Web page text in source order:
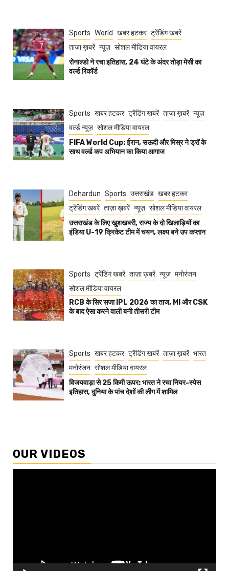
Sports World खबर हटकर ट्रेंडिंग खबरें
ताज़ा ख़बरें न्यूज़ सोशल मीडिया वायरल
रोनाल्डो ने रचा इतिहास, 24 घंटे के अंदर तोड़ा मेसी का
वर्ल्ड रिकॉर्ड
Sports खबर हटकर ट्रेंडिंग खबरें ताज़ा ख़बरें न्यूज़
वर्ल्ड न्यूज़ सोशल मीडिया वायरल
FIFA World Cup: ईरान, सऊदी और मिस्र ने ड्रॉ के
साथ वर्ल्ड कप अभियान का किया आगाज
Dehardun Sports उत्तराखंड खबर हटकर
ट्रेंडिंग खबरें ताज़ा ख़बरें न्यूज़ सोशल मीडिया वायरल
उत्तराखंड के लिए खुशखबरी, राज्य के दो खिलाड़ियों का
इंडिया U-19 क्रिकेट टीम में चयन, लक्ष्य बने उप कप्तान
Sports ट्रेंडिंग खबरें ताज़ा ख़बरें न्यूज़ मनोरंजन
सोशल मीडिया वायरल
RCB के सिर सजा IPL 2026 का ताज, MI और CSK
के बाद ऐसा करने वाली बनी तीसरी टीम
Sports खबर हटकर ट्रेंडिंग खबरें ताज़ा ख़बरें भारत
मनोरंजन सोशल मीडिया वायरल
विजयवाड़ा से 25 किमी ऊपर: भारत ने रचा नियर-स्पेस
इतिहास, दुनिया के पांच देशों की लीग में शामिल
OUR VIDEOS